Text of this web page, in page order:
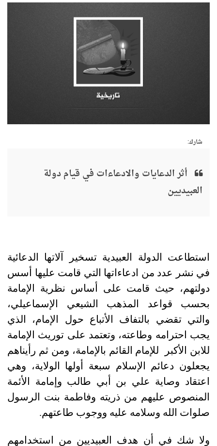
شارك:
أثر الدعايات والادعاءات في قيام دولة
العبيديين
استطاعت الدولة العبيدية تسخير آلاتها الدعائية
في نشر عدد من ادعاءاتها التي قامت عليها أسس
دولتهم، حيث قامت على أساس نظرية الإمامة
بحسب قواعد المذهب الشيعي الإسماعيلي،
والتي تقضي بالتفاف الأتباع حول الإمام، الذي
يجب احترامه وطاعته، وتعتمد على توريث الإمامة
للابن الأكبر للإمام القائم بالإمامة، ومن ثم رأيناهم
يجعلون دعائم الإسلام سبعة أولها الولاية، وهي
اعتقاد وصاية علي بن أبي طالب وإمامة الأئمة
المنصوص عليهم من ذريته وفاطمة بنت الرسول
صلوات الله وسلامه عليه ووجوب طاعتهم.
ولا شك في أن هدف العبيديين من استخدامهم